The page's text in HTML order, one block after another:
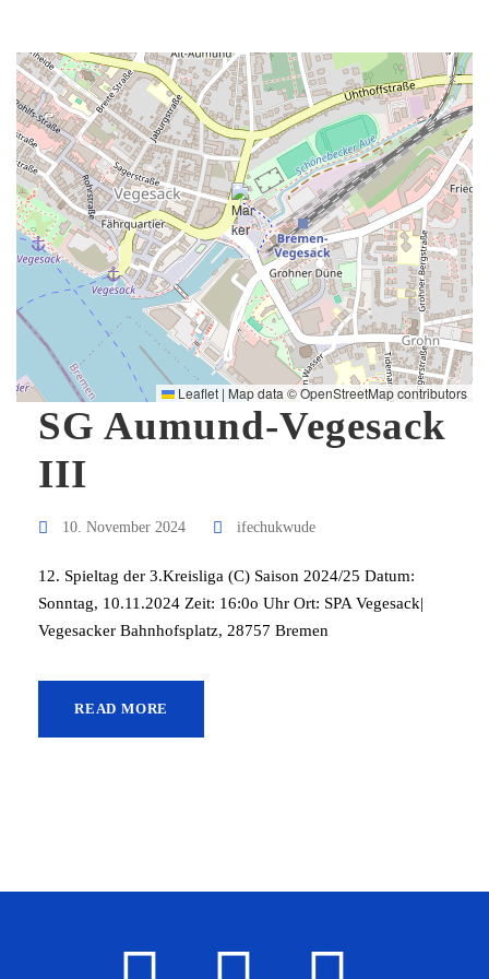
Leaflet | Map data ©OpenStreetMapcontributors
SG Aumund-Vegesack
III
10. November 2024 ifechukwude
12. Spieltag der 3.Kreisliga (C) Saison 2024/25 Datum:
Sonntag, 10.11.2024 Zeit: 16:0o Uhr Ort: SPA Vegesack|
Vegesacker Bahnhofsplatz, 28757 Bremen
READ MORE